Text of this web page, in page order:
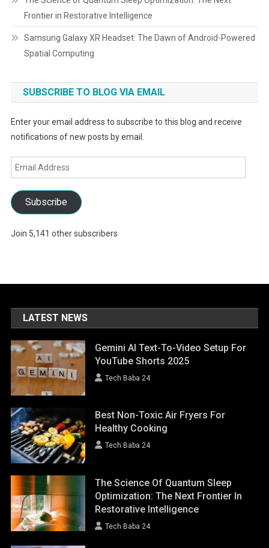
Frontier in Restorative Intelligence
Samsung Galaxy XR Headset: The Dawn of Android-Powered
Spatial Computing
SUBSCRIBE TO BLOG VIA EMAIL
Enter your email address to subscribe to this blog and receive
notifications of new posts by email.
Email
Address
Subscribe
Join 5,141 other subscribers
LATEST NEWS
Gemini AI Text-To-Video Setup For
YouTube Shorts 2025
Tech Baba 24
Best Non-Toxic Air Fryers For
Healthy Cooking
Tech Baba 24
The Science Of Quantum Sleep
Optimization: The Next Frontier In
Restorative Intelligence
Tech Baba 24